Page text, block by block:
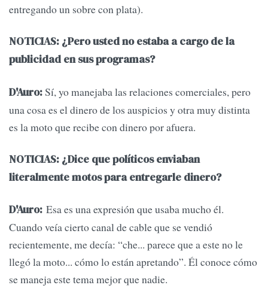
entregando un sobre con plata).
NOTICIAS: ¿Pero usted no estaba a cargo de la
publicidad en sus programas?
D'Auro:Sí, yo manejaba las relaciones comerciales, pero
una cosa es el dinero de los auspicios y otra muy distinta
es la moto que recibe con dinero por afuera.
NOTICIAS: ¿Dice que políticos enviaban
literalmente motos para entregarle dinero?
D'Auro: Esa es una expresión que usaba mucho él.
Cuando veía cierto canal de cable que se vendió
recientemente, me decía: “che... parece que a este no le
llegó la moto... cómo lo están apretando”. Él conoce cómo
se maneja este tema mejor que nadie.